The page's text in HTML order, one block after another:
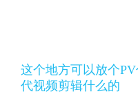
这个地方可以放个
代视频剪辑什么的